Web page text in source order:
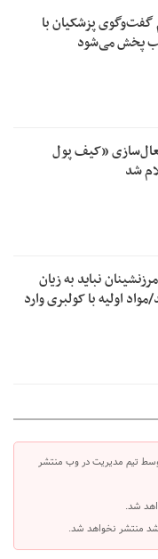
پزشکیان با
پخش می‌شود
«کیف پول
شد
نباید به زیان
اولیه با کولبری وارد
تیم مدیریت در وب منتشر
شد.
منتشر نخواهد شد.